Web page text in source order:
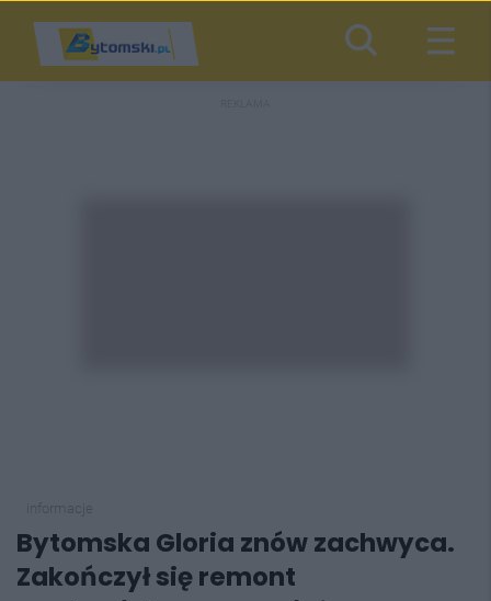
Bytomska Gloria znów zachwyca.
Zakończył się remont